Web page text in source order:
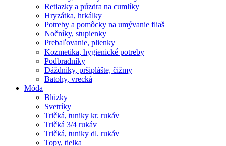
Retiazky a púzdra na cumlíky
Hryzátka, hrkálky
Potreby a pomôcky na umývanie fliaš
Nočníky, stupienky
Prebaľovanie, plienky
Kozmetika, hygienické potreby
Podbradníky
Dáždniky, pršiplášte, čižmy
Batohy, vrecká
Móda
Blúzky
Svetríky
Tričká, tuniky kr. rukáv
Tričká 3/4 rukáv
Tričká, tuniky dl. rukáv
Topy, tielka